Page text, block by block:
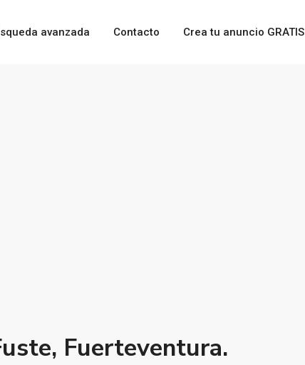
avanzada Contacto Crea tu anuncio GRATIS
Fuerteventura.